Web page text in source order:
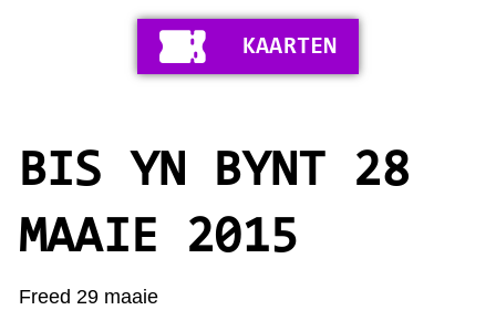
FOTO'S
STIPERS
VIDEO'S
KAARTEN
BIS YN BYNT 28
MAAIE 2015
Freed 29 maaie